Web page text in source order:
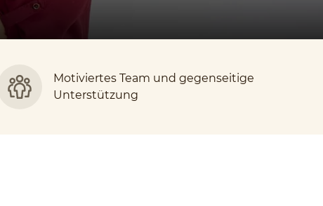
Motiviertes Team und gegenseitige
Unterstützung